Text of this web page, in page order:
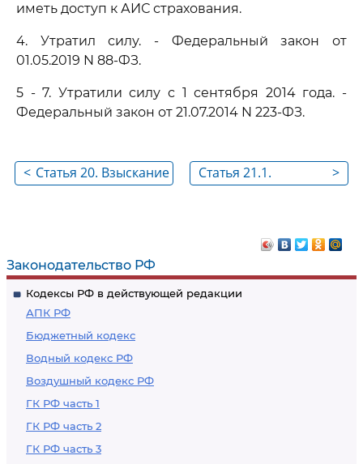
Законодательство РФ
Кодексы РФ в действующей редакции
АПК РФ
Бюджетный кодекс
Водный кодекс РФ
Воздушный кодекс РФ
ГК РФ часть 1
ГК РФ часть 2
ГК РФ часть 3
иметь доступ к АИС страхования.
4. Утратил силу. - Федеральный закон от
01.05.2019 N 88-ФЗ.
5 - 7. Утратили силу с 1 сентября 2014 года. -
Федеральный закон от 21.07.2014 N 223-ФЗ.
< Статья 20. Взыскание
>
Статья 21.1.